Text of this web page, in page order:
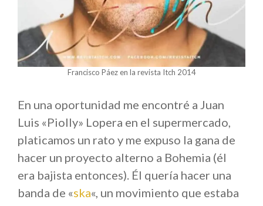
Francisco Páez en la revista Itch 2014
En una oportunidad me encontré a Juan
Luis «Piolly» Lopera en el supermercado,
platicamos un rato y me expuso la gana de
hacer un proyecto alterno a Bohemia (él
era bajista entonces). Él quería hacer una
banda de «ska«, un movimiento que estaba